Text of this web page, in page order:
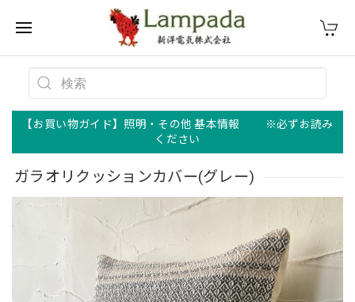
【お買い物ガイド】照明・その他 基本情報 ※必ずお読み
ください
ガラオリクッションカバー(グレー)